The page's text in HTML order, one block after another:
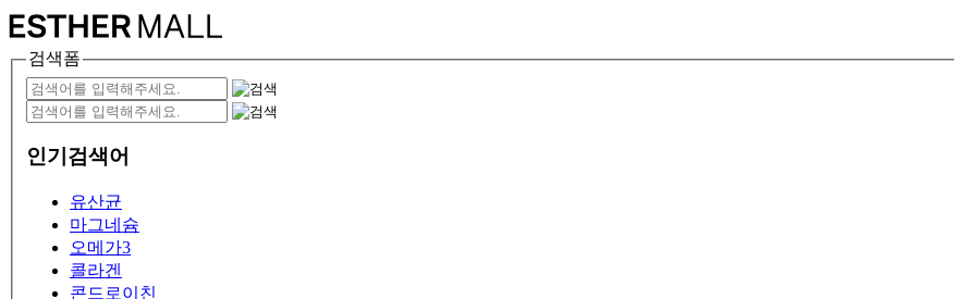
검색폼
인기검색어
유산균
마그네슘
오메가3
콜라겐
콘드로이친